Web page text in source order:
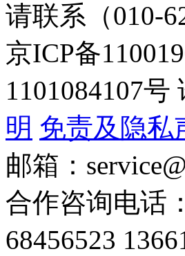
请联系（010-
京ICP备
1101084107
明 免责及隐私
邮箱：
合作咨询电话
68456523